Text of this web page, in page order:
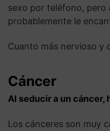
sexo por teléfono, pero
probablemente le
Cuanto más nervioso y
Cáncer
Al seducir a un cáncer,
Los cánceres son muy